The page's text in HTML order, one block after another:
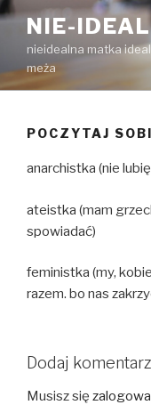
Przejdź
treści
NIE-
nieidealna matka
meża
POCZYTAJ
anarchistka (nie
ateistka (mam
spowiadać)
feministka (my,
razem. bo nas
Dodaj komentarz
Musisz się